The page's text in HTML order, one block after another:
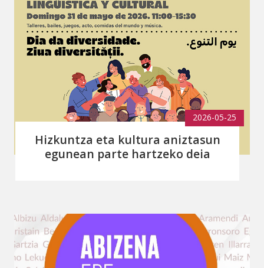
2026-05-25
Hizkuntza eta kultura aniztasun
egunean parte hartzeko deia